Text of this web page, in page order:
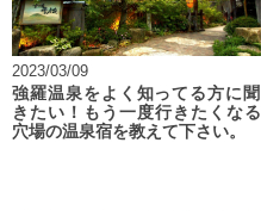
2023/03/09
強羅温泉をよく知ってる方に聞
きたい！もう一度行きたくなる
穴場の温泉宿を教えて下さい。